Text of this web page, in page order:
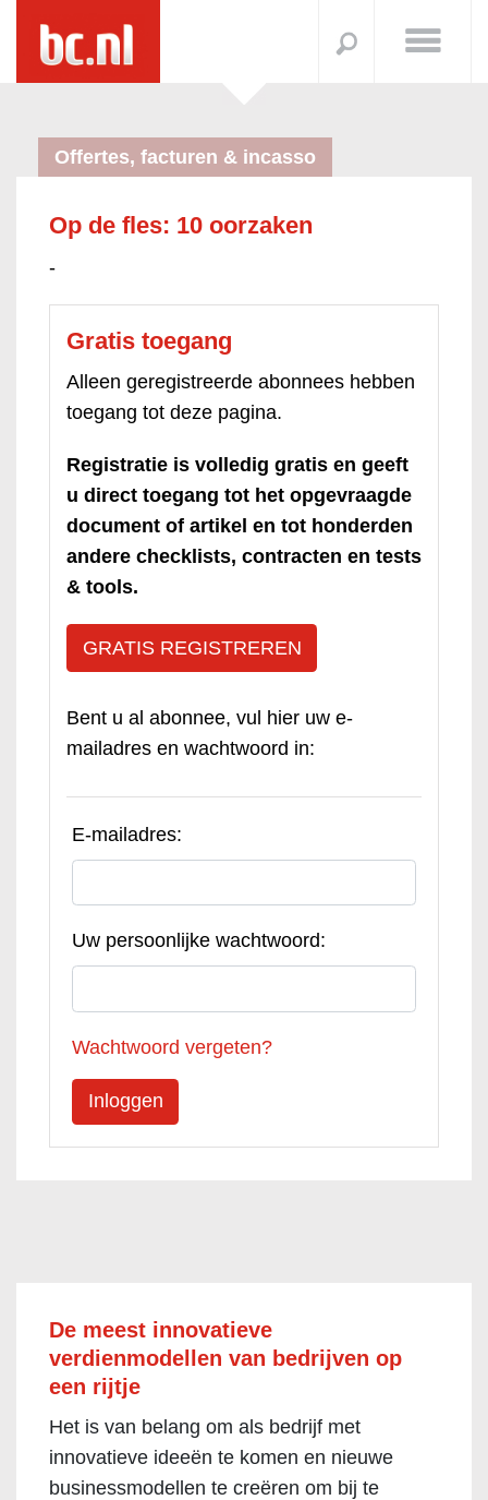
Offertes, facturen & incasso
Op de fles: 10 oorzaken
-
Gratis toegang
Alleen geregistreerde abonnees hebben
toegang tot deze pagina.
Registratie is volledig gratis en geeft
u direct toegang tot het opgevraagde
document of artikel en tot honderden
andere checklists, contracten en tests
& tools.
GRATIS REGISTREREN
Bent u al abonnee, vul hier uw e-
mailadres en wachtwoord in:
E-mailadres:
Uw persoonlijke wachtwoord:
Wachtwoord vergeten?
De meest innovatieve
verdienmodellen van bedrijven op
een rijtje
Het is van belang om als bedrijf met
innovatieve ideeën te komen en nieuwe
businessmodellen te creëren om bij te